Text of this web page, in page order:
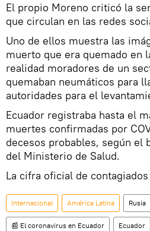
El propio Moreno criticó la
que circulan en las redes
Uno de ellos muestra las
muerto que era quemado en
realidad moradores de un
quemaban neumáticos para
autoridades para el
Ecuador registraba hasta el
muertes confirmadas por
decesos probables, según el
del Ministerio de Salud.
La cifra oficial de
Internacional América Latina Rusia
📰 El coronavirus en Ecuador Ecuador